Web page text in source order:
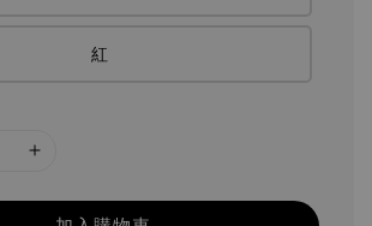
紅